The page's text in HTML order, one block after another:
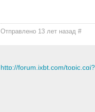
Отправлено 13 лет назад#
http://forum.ixbt.com/